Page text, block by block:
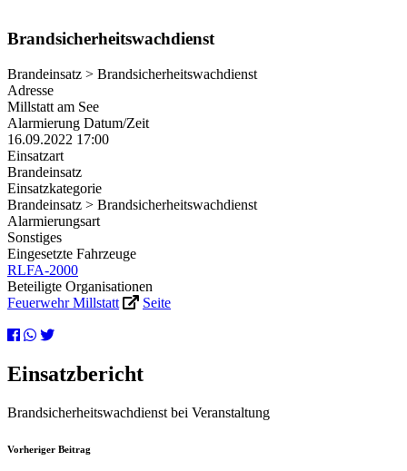
Brandsicherheitswachdienst
Brandeinsatz > Brandsicherheitswachdienst
Adresse
Millstatt am See
Alarmierung Datum/Zeit
16.09.2022 17:00
Einsatzart
Brandeinsatz
Einsatzkategorie
Brandeinsatz > Brandsicherheitswachdienst
Alarmierungsart
Sonstiges
Eingesetzte Fahrzeuge
RLFA-2000
Beteiligte Organisationen
Feuerwehr Millstatt
Seite
Einsatzbericht
Brandsicherheitswachdienst bei Veranstaltung
Vorheriger Beitrag